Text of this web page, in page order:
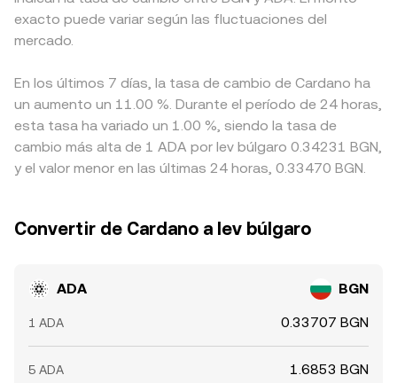
exacto puede variar según las fluctuaciones del
mercado.
En los últimos 7 días, la tasa de cambio de Cardano ha
un aumento un 11.00 %. Durante el período de 24 horas,
esta tasa ha variado un 1.00 %, siendo la tasa de
cambio más alta de 1 ADA por lev búlgaro 0.34231 BGN,
y el valor menor en las últimas 24 horas, 0.33470 BGN.
Convertir de Cardano a lev búlgaro
ADA BGN
1 ADA 0.33707 BGN
5 ADA 1.6853 BGN